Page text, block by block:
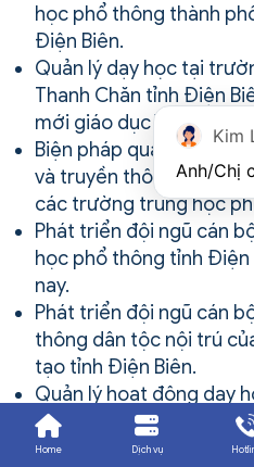
học phổ thông thành
Điện Biên.
Quản lý dạy học tại
Thanh Chăn tỉnh Điện
mới giáo dục Việt Nam.
Biện pháp quản lý ứng
và truyền thông trong
các trường trung học
Phát triển đội ngũ cán
học phổ thông tỉnh Điện
nay.
Phát triển đội ngũ cán
thông dân tộc nội trú
tạo tỉnh Điện Biên.
Quản lý hoạt động dạy
thường xuyên tỉnh Điện
nay”.
Home Dịch vụ
Kim
Anh/Chị